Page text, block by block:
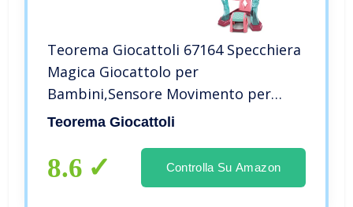
Teorema Giocattoli 67164 Specchiera
Magica Giocattolo per
Bambini,Sensore Movimento per
l’apertura, effetti luminosi e melodie,
con sgabello, Rosa E Azzurro, Unisex
Teorema Giocattoli
8.6 Controlla Su Amazon